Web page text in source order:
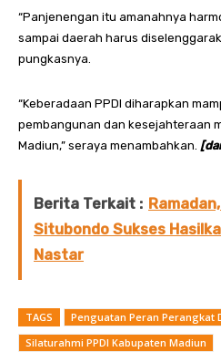
“Panjenengan itu amanahnya
sampai daerah harus
pungkasnya.
“Keberadaan PPDI diharapkan
pembangunan dan kesejahteraan
Madiun,” seraya menambahkan.
Berita Terkait :
Situbondo Sukses
Nastar
TAGS
Penguatan Peran Perangkat
Silaturahmi PPDI Kabupaten Madiun